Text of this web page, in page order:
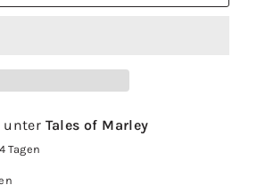
unter Tales of Marley
Tagen